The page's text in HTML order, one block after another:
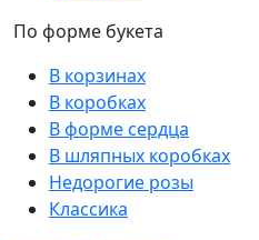
По форме букета
В корзинах
В коробках
В форме сердца
В шляпных коробках
Недорогие розы
Классика